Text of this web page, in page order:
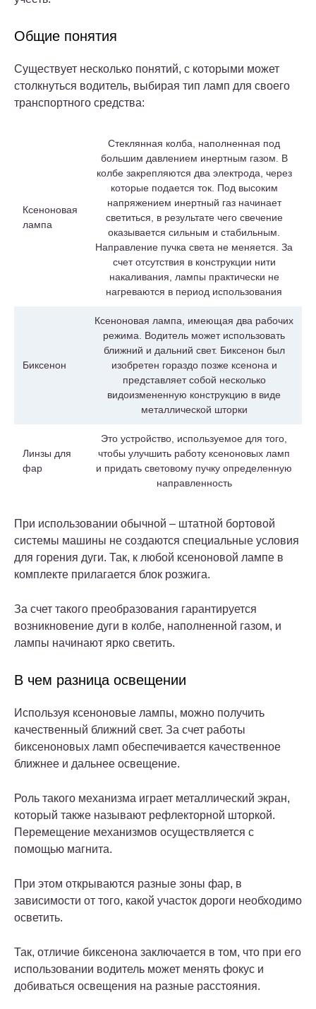
Общие понятия
Существует несколько понятий, с которыми может
столкнуться водитель, выбирая тип ламп для своего
транспортного средства:
Ксеноновая
лампа
Стеклянная колба, наполненная под
большим давлением инертным газом. В
колбе закрепляются два электрода, через
которые подается ток. Под высоким
напряжением инертный газ начинает
светиться, в результате чего свечение
оказывается сильным и стабильным.
Направление пучка света не меняется. За
счет отсутствия в конструкции нити
накаливания, лампы практически не
нагреваются в период использования
Биксенон
Ксеноновая лампа, имеющая два рабочих
режима. Водитель может использовать
ближний и дальний свет. Биксенон был
изобретен гораздо позже ксенона и
представляет собой несколько
видоизмененную конструкцию в виде
металлической шторки
Линзы для
фар
Это устройство, используемое для того,
чтобы улучшить работу ксеноновых ламп
и придать световому пучку определенную
направленность
При использовании обычной – штатной бортовой
системы машины не создаются специальные условия
для горения дуги. Так, к любой ксеноновой лампе в
комплекте прилагается блок розжига.
За счет такого преобразования гарантируется
возникновение дуги в колбе, наполненной газом, и
лампы начинают ярко светить.
В чем разница освещении
Используя ксеноновые лампы, можно получить
качественный ближний свет. За счет работы
биксеноновых ламп обеспечивается качественное
ближнее и дальнее освещение.
Роль такого механизма играет металлический экран,
который также называют рефлекторной шторкой.
Перемещение механизмов осуществляется с
помощью магнита.
При этом открываются разные зоны фар, в
зависимости от того, какой участок дороги необходимо
осветить.
Так, отличие биксенона заключается в том, что при его
использовании водитель может менять фокус и
добиваться освещения на разные расстояния.